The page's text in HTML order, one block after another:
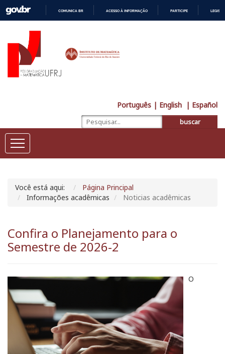
COMUNICA BR ACESSO À INFORMAÇÃO PARTICIPE
Português | English | Español
buscar
Você está aqui:
Página Principal
Informações acadêmicas
Noticias acadêmicas
Confira o Planejamento para o
Semestre de 2026-2
O